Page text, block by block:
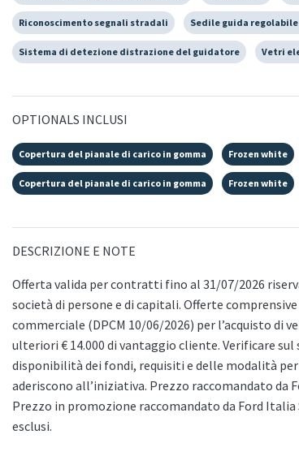
Riconoscimento segnali stradali Sedile guida
Sistema di detezione distrazione del guidatore Vetri
OPTIONALS INCLUSI
Copertura del pianale di carico in gomma Frozen white
Copertura del pianale di carico in gomma Frozen white
DESCRIZIONE E NOTE
Offerta valida per contratti fino al 31/07/2026
società di persone e di capitali. Offerte
commerciale (DPCM 10/06/2026) per l’acquisto
ulteriori € 14.000 di vantaggio cliente. Verificare
disponibilità dei fondi, requisiti e delle modalità
aderiscono all’iniziativa. Prezzo raccomandato da
Prezzo in promozione raccomandato da Ford
esclusi.